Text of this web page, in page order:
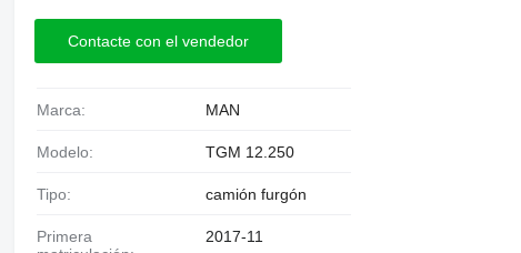
Contacte con el vendedor
Marca: MAN
Modelo: TGM 12.250
Tipo: camión furgón
Primera
2017-11